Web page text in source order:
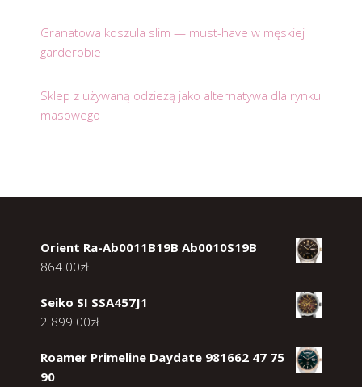
Granatowa koszula slim — must-have w męskiej
garderobie
Sklep z używaną odzieżą jako alternatywa dla rynku
masowego
Orient Ra-Ab0011B19B Ab0010S19B
864.00zł
Seiko SI SSA457J1
2 899.00zł
Roamer Primeline Daydate 981662 47 75
90